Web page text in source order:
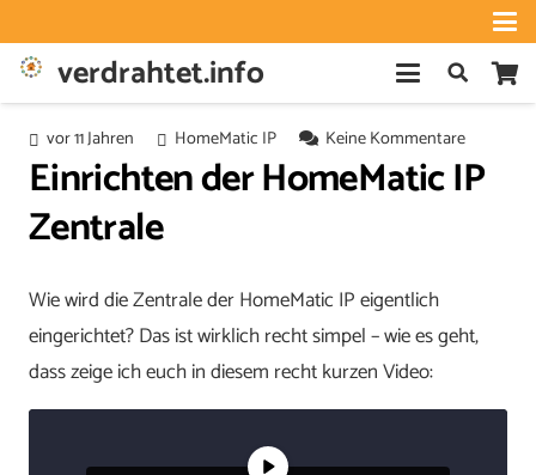
verdrahtet.info
vor 11 Jahren HomeMatic IP Keine Kommentare
Einrichten der HomeMatic IP
Zentrale
Wie wird die Zentrale der HomeMatic IP eigentlich
eingerichtet? Das ist wirklich recht simpel – wie es geht,
dass zeige ich euch in diesem recht kurzen Video: